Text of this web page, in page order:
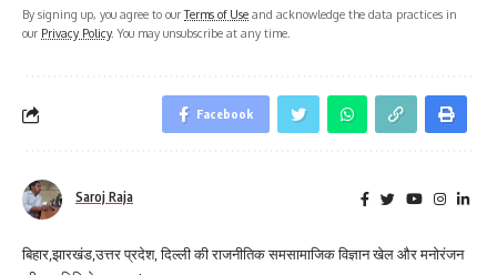
By signing up, you agree to ourTerms of Use and acknowledge the data practices in
our Privacy Policy. You may unsubscribe at any time.
Facebook
Saroj Raja
बिहार,झारखंड,उत्तर प्रदेश, दिल्ली की राजनीतिक समसामाजिक विज्ञान खेल और मनोरंजन